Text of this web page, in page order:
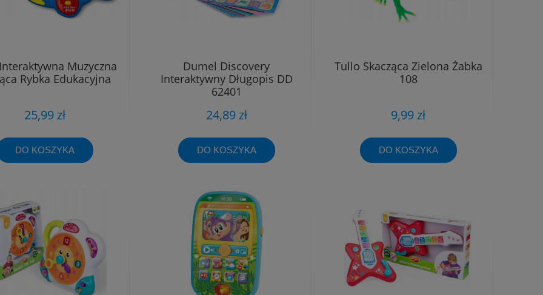
Muzyczna
Rybka Edukacyjna
25,99 zł
DO KOSZYKA
Dumel Discovery
Interaktywny Długopis DD
62401
24,89 zł
DO KOSZYKA
Tullo Skacząca Zielona Żabka
108
9,99 zł
DO KOSZYKA